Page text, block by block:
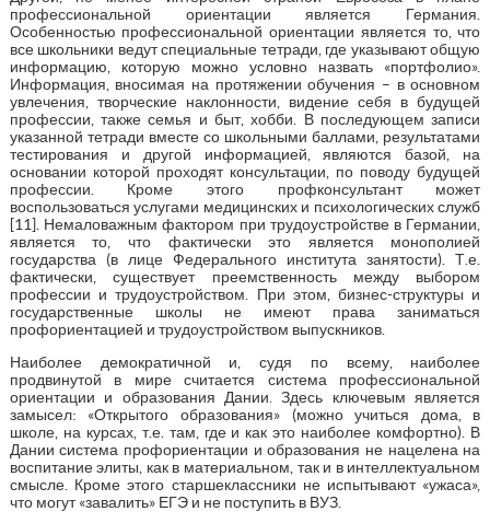
профессиональной ориентации является Германия.
Особенностью профессиональной ориентации является то, что
все школьники ведут специальные тетради, где указывают общую
информацию, которую можно условно назвать «портфолио».
Информация, вносимая на протяжении обучения – в основном
увлечения, творческие наклонности, видение себя в будущей
профессии, также семья и быт, хобби. В последующем записи
указанной тетради вместе со школьными баллами, результатами
тестирования и другой информацией, являются базой, на
основании которой проходят консультации, по поводу будущей
профессии. Кроме этого профконсультант может
воспользоваться услугами медицинских и психологических служб
[11]. Немаловажным фактором при трудоустройстве в Германии,
является то, что фактически это является монополией
государства (в лице Федерального института занятости). Т.е.
фактически, существует преемственность между выбором
профессии и трудоустройством. При этом, бизнес-структуры и
государственные школы не имеют права заниматься
профориентацией и трудоустройством выпускников.
Наиболее демократичной и, судя по всему, наиболее
продвинутой в мире считается система профессиональной
ориентации и образования Дании. Здесь ключевым является
замысел: «Открытого образования» (можно учиться дома, в
школе, на курсах, т.е. там, где и как это наиболее комфортно). В
Дании система профориентации и образования не нацелена на
воспитание элиты, как в материальном, так и в интеллектуальном
смысле. Кроме этого старшеклассники не испытывают «ужаса»,
что могут «завалить» ЕГЭ и не поступить в ВУЗ.